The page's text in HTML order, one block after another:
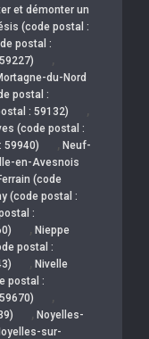
et démonter un
(code postal :
postal :
,
du-Nord
postal :
: 59132) ,
(code postal :
59940) , Neuf-
en-Avesnois
(code
(code postal :
:
, Nieppe
postal :
, Nivelle
postal :
,
, Noyelles-
sur-